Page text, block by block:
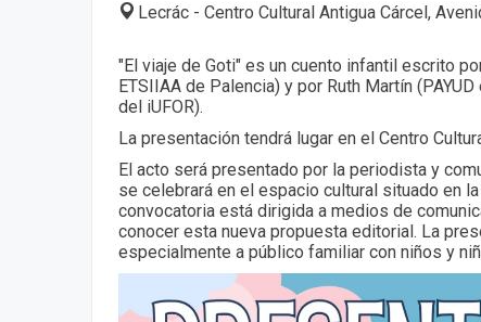
Lecrác - Centro Cultural Antigua Cárcel,
"El viaje de Goti" es un cuento infantil escrito
ETSIIAA de Palencia) y por Ruth Martín
del iUFOR).
La presentación tendrá lugar en el Centro
El acto será presentado por la periodista y
se celebrará en el espacio cultural situado en
convocatoria está dirigida a medios de
conocer esta nueva propuesta editorial. La
especialmente a público familiar con niños y